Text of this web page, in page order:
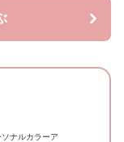
ナルカラーア